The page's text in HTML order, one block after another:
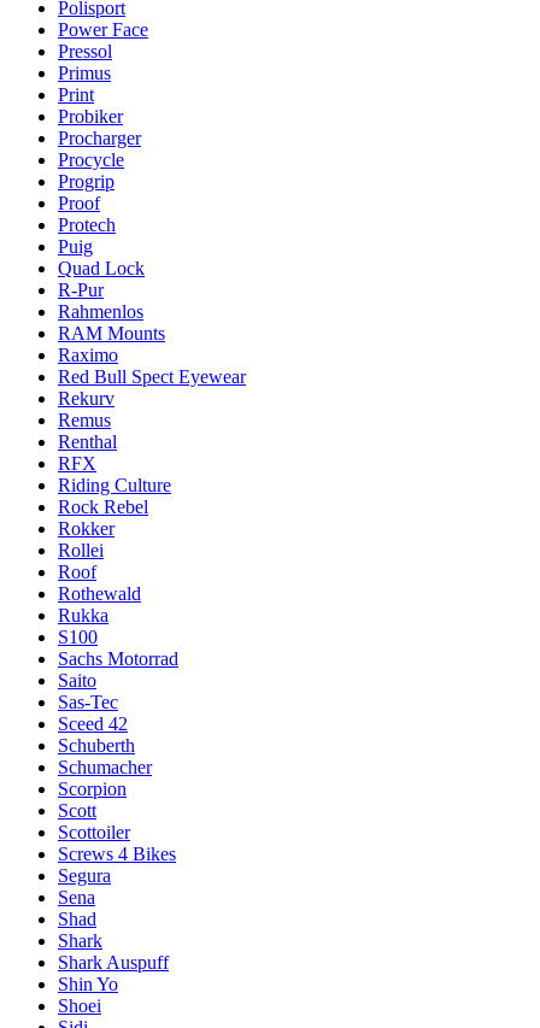
Polisport
Power Face
Pressol
Primus
Print
Probiker
Procharger
Procycle
Progrip
Proof
Protech
Puig
Quad Lock
R-Pur
Rahmenlos
RAM Mounts
Raximo
Red Bull Spect Eyewear
Rekurv
Remus
Renthal
RFX
Riding Culture
Rock Rebel
Rokker
Rollei
Roof
Rothewald
Rukka
S100
Sachs Motorrad
Saito
Sas-Tec
Sceed 42
Schuberth
Schumacher
Scorpion
Scott
Scottoiler
Screws 4 Bikes
Segura
Sena
Shad
Shark
Shark Auspuff
Shin Yo
Shoei